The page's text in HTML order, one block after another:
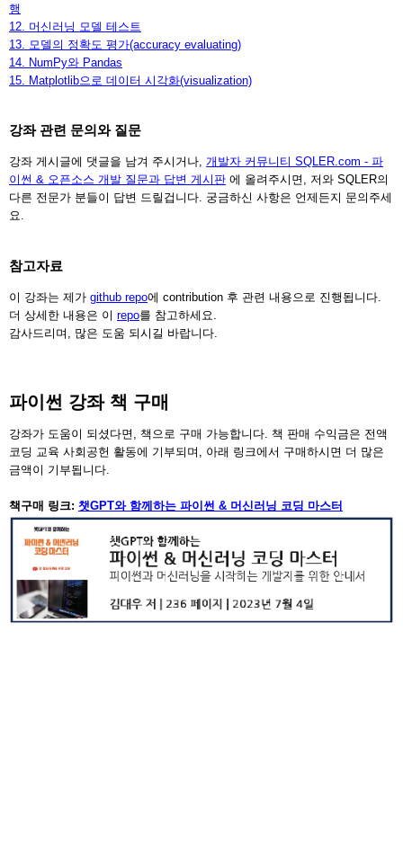
행
12. 머신러닝 모델 테스트
13. 모델의 정확도 평가(accuracy evaluating)
14. NumPy와 Pandas
15. Matplotlib으로 데이터 시각화(visualization)
강좌 관련 문의와 질문
강좌 게시글에 댓글을 남겨 주시거나, 개발자 커뮤니티 SQLER.com - 파
이썬 & 오픈소스 개발 질문과 답변 게시판 에 올려주시면, 저와 SQLER의
다른 전문가 분들이 답변 드릴겁니다. 궁금하신 사항은 언제든지 문의주세
요.
참고자료
이 강좌는 제가 github repo에 contribution 후 관련 내용으로 진행됩니다.
더 상세한 내용은 이 repo를 참고하세요.
감사드리며, 많은 도움 되시길 바랍니다.
파이썬 강좌 책 구매
강좌가 도움이 되셨다면, 책으로 구매 가능합니다. 책 판매 수익금은 전액
코딩 교육 사회공헌 활동에 기부되며, 아래 링크에서 구매하시면 더 많은
금액이 기부됩니다.
책구매 링크: 챗GPT와 함께하는 파이썬 & 머신러닝 코딩 마스터